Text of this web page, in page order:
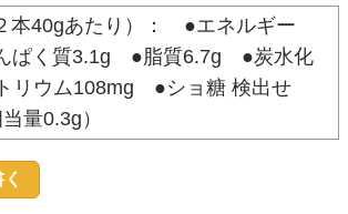
本40gあたり）： ●エネルギー
ぱく質3.1g ●脂質6.7g ●炭水化
リウム108mg ●ショ糖 検出せ
量0.3g）